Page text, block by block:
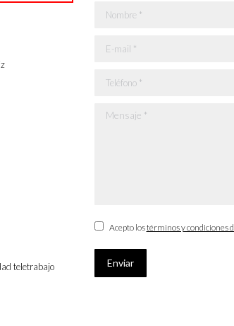
teletrabajo
Nombre *
E-mail *
Teléfono *
Mensaje *
Acepto lostérminos y condiciones
Enviar